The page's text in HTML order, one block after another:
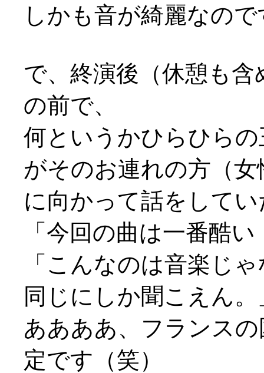
しかも音が綺麗なの
で、終演後（休憩も
の前で、
何というかひらひら
がそのお連れの方（女
に向かって話をして
「今回の曲は一番酷
「こんなのは音楽じ
同じにしか聞こえん。
ああああ、フランス
定です（笑）